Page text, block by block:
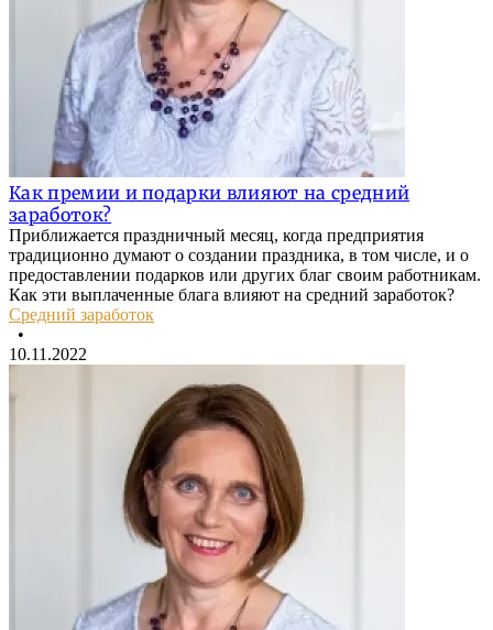
Как премии и подарки влияют на средний
заработок?
Приближается праздничный месяц, когда предприятия
традиционно думают о создании праздника, в том числе, и о
предоставлении подарков или других благ своим работникам.
Как эти выплаченные блага влияют на средний заработок?
Средний заработок
•
10.11.2022